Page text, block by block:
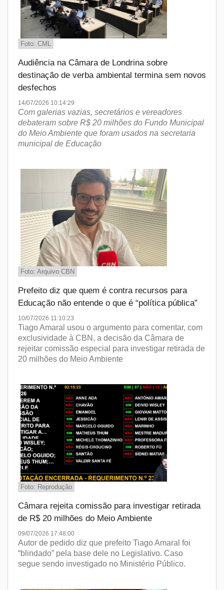
Foto: CML
Audiência na Câmara de Londrina sobre
destinação de verba ambiental termina sem novos
desfechos
14/07/2026 10:14:29
Com galerias vazias, secretários e vereadores
debateram sobre R$ 20 milhões do Fundo Municipal
do Meio Ambiente que foram usados na secretaria
municipal de Educação
Foto: Arquivo CBN
Prefeito diz que quem é contra recursos para
Educação não entende o que é “política pública”
10/07/2026 11:10:23
Tiago Amaral usou o argumento para comentar, com
exclusividade à CBN, a decisão da Câmara de
rejeitar comissão especial para investigar retirada de
20 milhões do Meio Ambiente
Foto: Reprodução
Câmara rejeita comissão para investigar retirada
de R$ 20 milhões do Meio Ambiente
09/07/2026 17:48:00
Autor de pedido diz que prefeito Tiago Amaral foi
“blindado” pela base dele no Legislativo. Caso
segue sendo investigado no Ministério Público.